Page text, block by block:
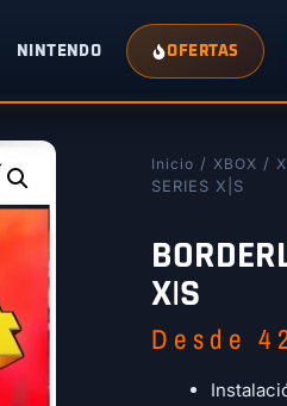
NINTENDO OFERTAS
Inicio / XBOX /
SERIES X|S
X|S
Desde